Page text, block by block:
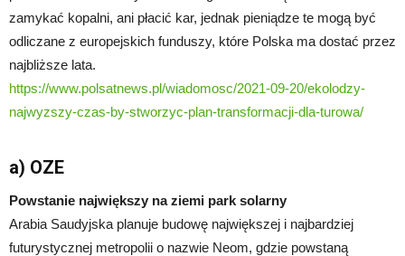
zamykać kopalni, ani płacić kar, jednak pieniądze te mogą być
odliczane z europejskich funduszy, które Polska ma dostać przez
najbliższe lata.
https://www.polsatnews.pl/wiadomosc/2021-09-20/ekolodzy-
najwyzszy-czas-by-stworzyc-plan-transformacji-dla-turowa/
a) OZE
Powstanie największy na ziemi park solarny
Arabia Saudyjska planuje budowę największej i najbardziej
futurystycznej metropolii o nazwie Neom, gdzie powstaną